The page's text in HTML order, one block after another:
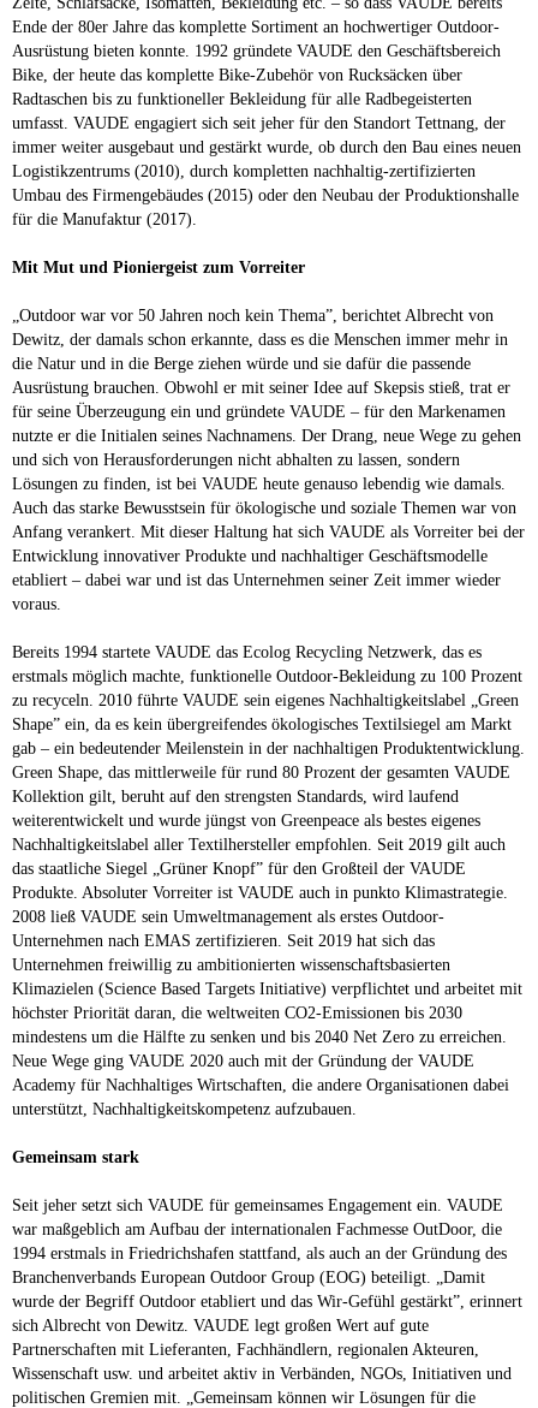
Ende der 80er Jahre das komplette Sortiment an hochwertiger Outdoor-
Ausrüstung bieten konnte. 1992 gründete VAUDE den Geschäftsbereich
Bike, der heute das komplette Bike-Zubehör von Rucksäcken über
Radtaschen bis zu funktioneller Bekleidung für alle Radbegeisterten
umfasst. VAUDE engagiert sich seit jeher für den Standort Tettnang, der
immer weiter ausgebaut und gestärkt wurde, ob durch den Bau eines neuen
Logistikzentrums (2010), durch kompletten nachhaltig-zertifizierten
Umbau des Firmengebäudes (2015) oder den Neubau der Produktionshalle
für die Manufaktur (2017).
Mit Mut und Pioniergeist zum Vorreiter
„Outdoor war vor 50 Jahren noch kein Thema”, berichtet Albrecht von
Dewitz, der damals schon erkannte, dass es die Menschen immer mehr in
die Natur und in die Berge ziehen würde und sie dafür die passende
Ausrüstung brauchen. Obwohl er mit seiner Idee auf Skepsis stieß, trat er
für seine Überzeugung ein und gründete VAUDE – für den Markenamen
nutzte er die Initialen seines Nachnamens. Der Drang, neue Wege zu gehen
und sich von Herausforderungen nicht abhalten zu lassen, sondern
Lösungen zu finden, ist bei VAUDE heute genauso lebendig wie damals.
Auch das starke Bewusstsein für ökologische und soziale Themen war von
Anfang verankert. Mit dieser Haltung hat sich VAUDE als Vorreiter bei der
Entwicklung innovativer Produkte und nachhaltiger Geschäftsmodelle
etabliert – dabei war und ist das Unternehmen seiner Zeit immer wieder
voraus.
Bereits 1994 startete VAUDE das Ecolog Recycling Netzwerk, das es
erstmals möglich machte, funktionelle Outdoor-Bekleidung zu 100 Prozent
zu recyceln. 2010 führte VAUDE sein eigenes Nachhaltigkeitslabel „Green
Shape” ein, da es kein übergreifendes ökologisches Textilsiegel am Markt
gab – ein bedeutender Meilenstein in der nachhaltigen Produktentwicklung.
Green Shape, das mittlerweile für rund 80 Prozent der gesamten VAUDE
Kollektion gilt, beruht auf den strengsten Standards, wird laufend
weiterentwickelt und wurde jüngst von Greenpeace als bestes eigenes
Nachhaltigkeitslabel aller Textilhersteller empfohlen. Seit 2019 gilt auch
das staatliche Siegel „Grüner Knopf” für den Großteil der VAUDE
Produkte. Absoluter Vorreiter ist VAUDE auch in punkto Klimastrategie.
2008 ließ VAUDE sein Umweltmanagement als erstes Outdoor-
Unternehmen nach EMAS zertifizieren. Seit 2019 hat sich das
Unternehmen freiwillig zu ambitionierten wissenschaftsbasierten
Klimazielen (Science Based Targets Initiative) verpflichtet und arbeitet mit
höchster Priorität daran, die weltweiten CO2-Emissionen bis 2030
mindestens um die Hälfte zu senken und bis 2040 Net Zero zu erreichen.
Neue Wege ging VAUDE 2020 auch mit der Gründung der VAUDE
Academy für Nachhaltiges Wirtschaften, die andere Organisationen dabei
unterstützt, Nachhaltigkeitskompetenz aufzubauen.
Gemeinsam stark
Seit jeher setzt sich VAUDE für gemeinsames Engagement ein. VAUDE
war maßgeblich am Aufbau der internationalen Fachmesse OutDoor, die
1994 erstmals in Friedrichshafen stattfand, als auch an der Gründung des
Branchenverbands European Outdoor Group (EOG) beteiligt. „Damit
wurde der Begriff Outdoor etabliert und das Wir-Gefühl gestärkt”, erinnert
sich Albrecht von Dewitz. VAUDE legt großen Wert auf gute
Partnerschaften mit Lieferanten, Fachhändlern, regionalen Akteuren,
Wissenschaft usw. und arbeitet aktiv in Verbänden, NGOs, Initiativen und
politischen Gremien mit. „Gemeinsam können wir Lösungen für die